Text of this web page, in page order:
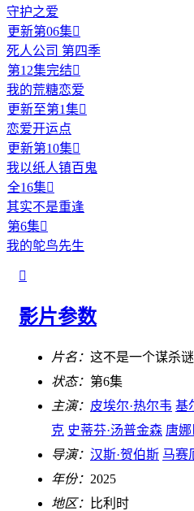
守护之爱
更新第06集
死人公司 第四季
第12集完结
我的荒糖恋爱
更新至第1集
恋爱开运点
更新第10集
我以纸人镇百鬼
全16集
其实不是重逢
第6集
我的鸵鸟先生

影片参数
片名： 这不是一个谋杀
状态： 第6集
主演： 皮埃尔·热尔韦 基
克 史蒂芬·汤普金森 唐
导演： 汉斯·贺伯斯 马赛
年份： 2025
地区：
比利时